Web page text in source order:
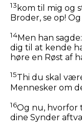
13 kom til mig og
Broder, se op!
14Men han
dig til at kende
høre en Røst af
15Thi du skal
Mennesker om
16Og nu, hvorfor
dine Synder